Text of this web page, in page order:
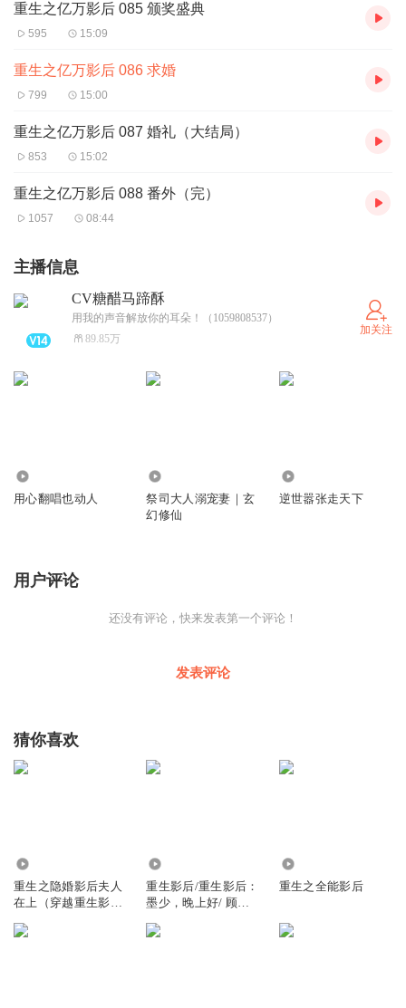
重生之亿万影后 085 颁奖盛典
595 15:09
重生之亿万影后 086 求婚
799 15:00
重生之亿万影后 087 婚礼（大结局）
853 15:02
重生之亿万影后 088 番外（完）
1057 08:44
主播信息
CV糖醋马蹄酥
用我的声音解放你的耳朵！（1059808537）
89.85万
加关注
用心翻唱也动人
祭司大人溺宠妻｜玄
幻修仙
逆世嚣张走天下
用户评论
还没有评论，快来发表第一个评论！
发表评论
猜你喜欢
重生之隐婚影后夫人
在上（穿越重生影
重生影后/重生影后：
墨少，晚上好/ 顾惜
重生之全能影后